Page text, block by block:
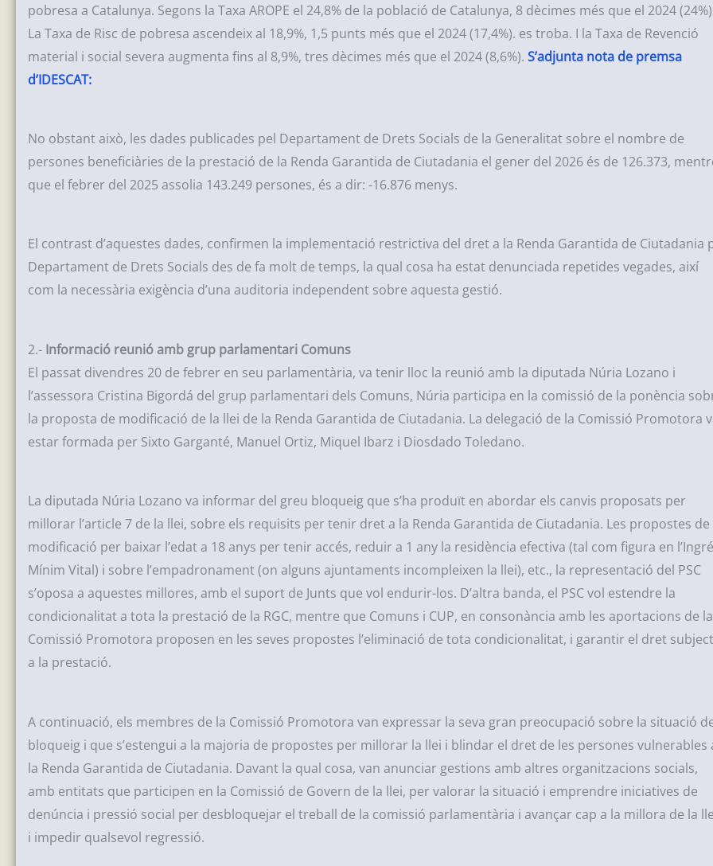
pobresa a Catalunya. Segons la Taxa AROPE el 24,8% de la població de Catalunya, 8 dècimes més que el 2024
La Taxa de Risc de pobresa ascendeix al 18,9%, 1,5 punts més que el 2024 (17,4%). es troba. I la Taxa de Revenció
material i social severa augmenta fins al 8,9%, tres dècimes més que el 2024 (8,6%). S’adjunta nota de premsa
d’IDESCAT:
No obstant això, les dades publicades pel Departament de Drets Socials de la Generalitat sobre el nombre de
persones beneficiàries de la prestació de la Renda Garantida de Ciutadania el gener del 2026 és de 126.373,
que el febrer del 2025 assolia 143.249 persones, és a dir: -16.876 menys.
El contrast d’aquestes dades, confirmen la implementació restrictiva del dret a la Renda Garantida de Ciutadania
Departament de Drets Socials des de fa molt de temps, la qual cosa ha estat denunciada repetides vegades, així
com la necessària exigència d’una auditoria independent sobre aquesta gestió.
2.- Informació reunió amb grup parlamentari Comuns
El passat divendres 20 de febrer en seu parlamentària, va tenir lloc la reunió amb la diputada Núria Lozano i
l’assessora Cristina Bigordá del grup parlamentari dels Comuns, Núria participa en la comissió de la ponència
la proposta de modificació de la llei de la Renda Garantida de Ciutadania. La delegació de la Comissió Promotora
estar formada per Sixto Garganté, Manuel Ortiz, Miquel Ibarz i Diosdado Toledano.
La diputada Núria Lozano va informar del greu bloqueig que s’ha produït en abordar els canvis proposats per
millorar l’article 7 de la llei, sobre els requisits per tenir dret a la Renda Garantida de Ciutadania. Les propostes de
modificació per baixar l’edat a 18 anys per tenir accés, reduir a 1 any la residència efectiva (tal com figura en
Mínim Vital) i sobre l’empadronament (on alguns ajuntaments incompleixen la llei), etc., la representació del PSC
s’oposa a aquestes millores, amb el suport de Junts que vol endurir-los. D’altra banda, el PSC vol estendre la
condicionalitat a tota la prestació de la RGC, mentre que Comuns i CUP, en consonància amb les aportacions de la
Comissió Promotora proposen en les seves propostes l’eliminació de tota condicionalitat, i garantir el dret
a la prestació.
A continuació, els membres de la Comissió Promotora van expressar la seva gran preocupació sobre la situació
bloqueig i que s’estengui a la majoria de propostes per millorar la llei i blindar el dret de les persones vulnerables
la Renda Garantida de Ciutadania. Davant la qual cosa, van anunciar gestions amb altres organitzacions socials,
amb entitats que participen en la Comissió de Govern de la llei, per valorar la situació i emprendre iniciatives de
denúncia i pressió social per desbloquejar el treball de la comissió parlamentària i avançar cap a la millora de la
i impedir qualsevol regressió.